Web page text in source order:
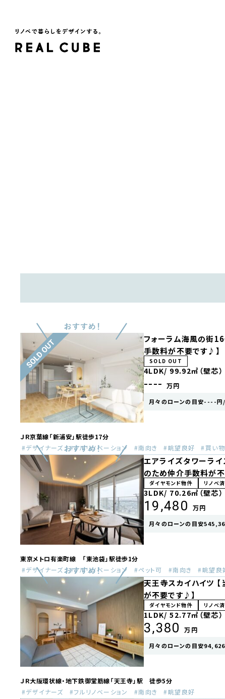
フォーラム海風の街
手数料が不要です♪】
SOLD OUT
4LDK/ 99.92㎡（壁芯）
---- 万円
月々のローンの目安----円
ＪＲ京葉線「新浦安」駅徒歩17分
デザイナーズ
フルリノベーション 南向き 眺望良好 買い
エアライズタワーラ
のため仲介手数料が
ダイヤモンド物件 リノベ
3LDK/ 70.26㎡（壁芯）
19,480 万円
月々のローンの目安
東京メトロ有楽町線 「東池袋」駅徒歩1分
デザイナーズ
フルリノベーション ペット可 南向き 眺望良
天王寺スカイハイツ
が不要です♪】
ダイヤモンド物件 リノベ
1LDK/ 52.77㎡（壁芯）
3,380万円
月々のローンの目安
ＪＲ大阪環状線・地下鉄御堂筋線「天王寺」駅 徒歩5分
デザイナーズ
フルリノベーション 南向き 眺望良好